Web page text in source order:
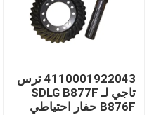
4110001922043 ترس
تاجي لـ SDLG B877F
B876F حفار احتياطي